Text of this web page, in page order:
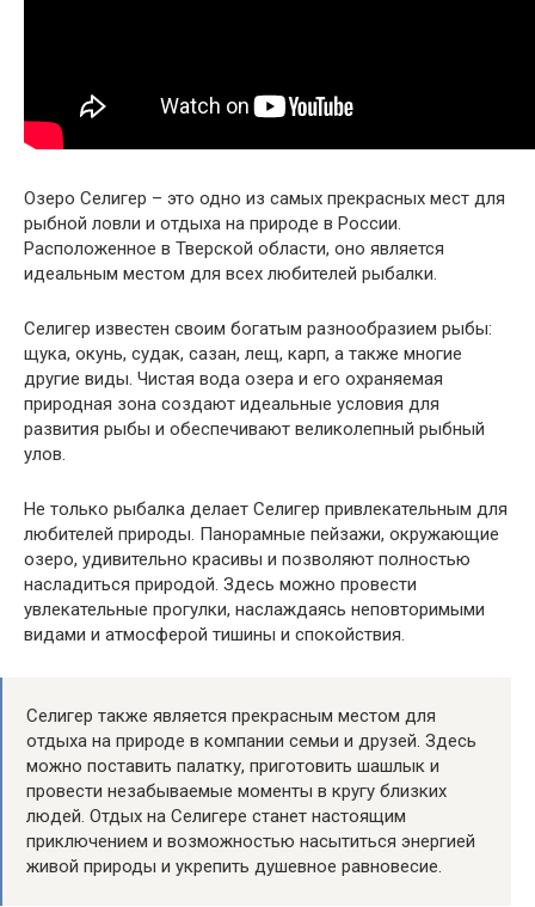
Озеро Селигер – это одно из самых прекрасных мест для
рыбной ловли и отдыха на природе в России.
Расположенное в Тверской области, оно является
идеальным местом для всех любителей рыбалки.
Селигер известен своим богатым разнообразием рыбы:
щука, окунь, судак, сазан, лещ, карп, а также многие
другие виды. Чистая вода озера и его охраняемая
природная зона создают идеальные условия для
развития рыбы и обеспечивают великолепный рыбный
улов.
Не только рыбалка делает Селигер привлекательным для
любителей природы. Панорамные пейзажи, окружающие
озеро, удивительно красивы и позволяют полностью
насладиться природой. Здесь можно провести
увлекательные прогулки, наслаждаясь неповторимыми
видами и атмосферой тишины и спокойствия.
Селигер также является прекрасным местом для
отдыха на природе в компании семьи и друзей. Здесь
можно поставить палатку, приготовить шашлык и
провести незабываемые моменты в кругу близких
людей. Отдых на Селигере станет настоящим
приключением и возможностью насытиться энергией
живой природы и укрепить душевное равновесие.